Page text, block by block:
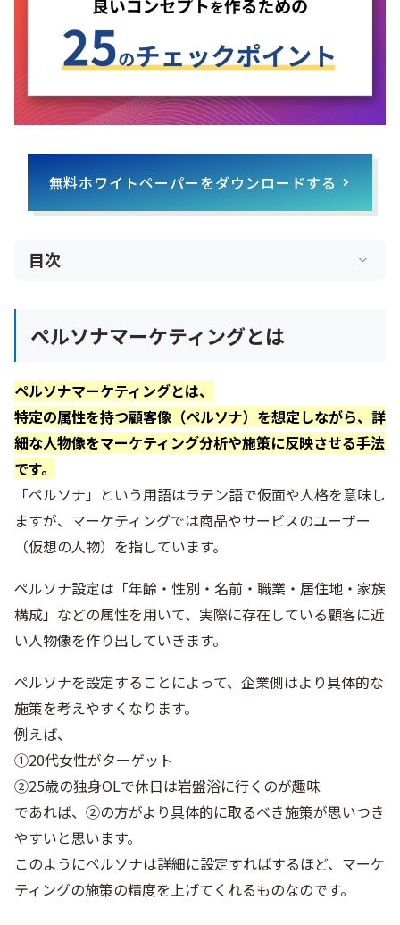
無料ホワイトペーパーをダウンロードする
目次
ペルソナマーケティングとは
ペルソナマーケティングとは、
特定の属性を持つ顧客像（ペルソナ）を想定しながら、詳
細な人物像をマーケティング分析や施策に反映させる手法
です。
「ペルソナ」という用語はラテン語で仮面や人格を意味し
ますが、マーケティングでは商品やサービスのユーザー
（仮想の人物）を指しています。
ペルソナ設定は「年齢・性別・名前・職業・居住地・家族
構成」などの属性を用いて、実際に存在している顧客に近
い人物像を作り出していきます。
ペルソナを設定することによって、企業側はより具体的な
施策を考えやすくなります。
例えば、
①20代女性がターゲット
②25歳の独身OLで休日は岩盤浴に行くのが趣味
であれば、②の方がより具体的に取るべき施策が思いつき
やすいと思います。
このようにペルソナは詳細に設定すればするほど、マーケ
ティングの施策の精度を上げてくれるものなのです。